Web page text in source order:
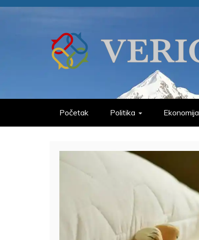
Skip
VERIGE
Početak Politika Ekonomija